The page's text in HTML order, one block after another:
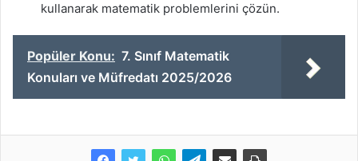
kullanarak matematik problemlerini çözün.
Popüler Konu: 7. Sınıf Matematik
Konuları ve Müfredatı 2025/2026